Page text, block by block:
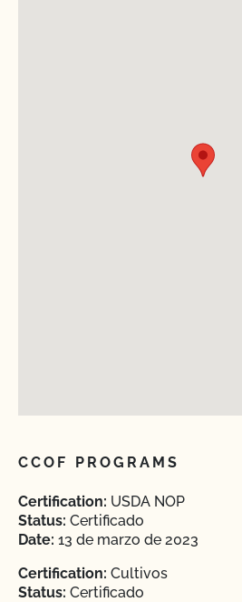
CCOF PROGRAMS
Certification: USDA NOP
Status: Certificado
Date: 13 de marzo de 2023
Certification: Cultivos
Status: Certificado